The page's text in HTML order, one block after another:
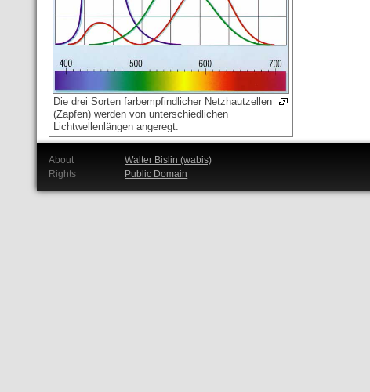
Die drei Sorten farbempfindlicher Netzhautzellen
(Zapfen) werden von unterschiedlichen
Lichtwellenlängen angeregt.
About
Walter Bislin (wabis)
Rights
Public Domain